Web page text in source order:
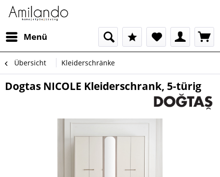
Menü
Übersicht Kleiderschränke
Dogtas NICOLE Kleiderschrank, 5-türig